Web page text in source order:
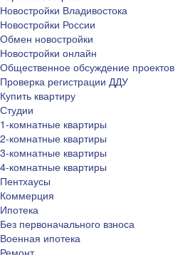
Новостройки Владивостока
Новостройки России
Обмен новостройки
Новостройки онлайн
Общественное обсуждение проектов
Проверка регистрации ДДУ
Купить квартиру
Студии
1-комнатные квартиры
2-комнатные квартиры
3-комнатные квартиры
4-комнатные квартиры
Пентхаусы
Коммерция
Ипотека
Без первоначального взноса
Военная ипотека
Ремонт